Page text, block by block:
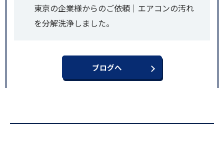
東京の企業様からのご依頼｜エアコンの汚れ
を分解洗浄しました。
ブログへ